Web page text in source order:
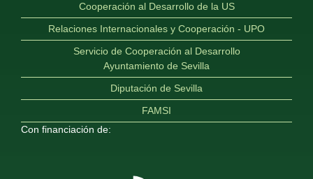
Cooperación al Desarrollo de la US
Relaciones Internacionales y Cooperación - UPO
Servicio de Cooperación al Desarrollo
Ayuntamiento de Sevilla
Diputación de Sevilla
FAMSI
Con financiación de: